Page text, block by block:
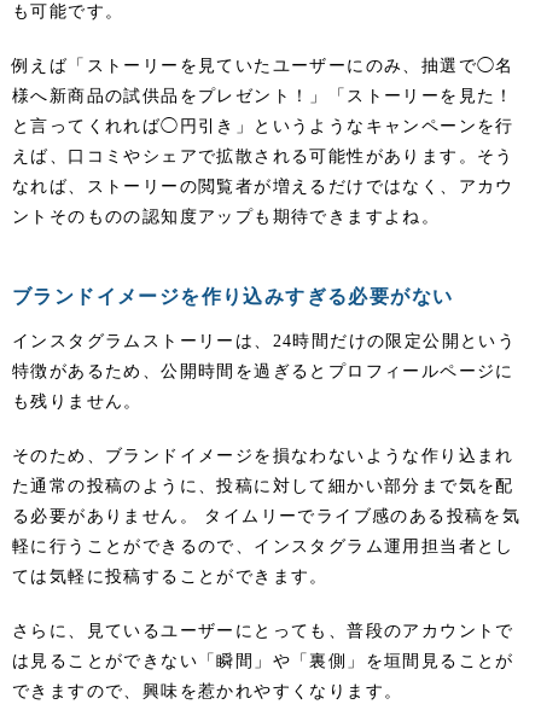
も可能です。
例えば「ストーリーを見ていたユーザーにのみ、抽選で◯名
様へ新商品の試供品をプレゼント！」「ストーリーを見た！
と言ってくれれば◯円引き」というようなキャンペーンを行
えば、口コミやシェアで拡散される可能性があります。そう
なれば、ストーリーの閲覧者が増えるだけではなく、アカウ
ントそのものの認知度アップも期待できますよね。
ブランドイメージを作り込みすぎる必要がない
インスタグラムストーリーは、24時間だけの限定公開という
特徴があるため、公開時間を過ぎるとプロフィールページに
も残りません。
そのため、ブランドイメージを損なわないような作り込まれ
た通常の投稿のように、投稿に対して細かい部分まで気を配
る必要がありません。 タイムリーでライブ感のある投稿を気
軽に行うことができるので、インスタグラム運用担当者とし
ては気軽に投稿することができます。
さらに、見ているユーザーにとっても、普段のアカウントで
は見ることができない「瞬間」や「裏側」を垣間見ることが
できますので、興味を惹かれやすくなります。